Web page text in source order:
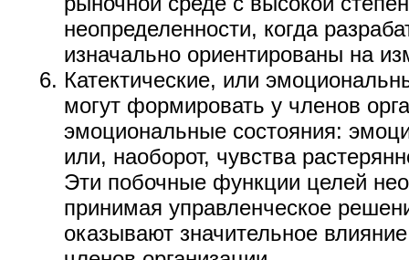
неопределенности, когда
изначально ориентированы на
Катектические, или
могут формировать у членов
эмоциональные состояния:
или, наоборот, чувства
Эти побочные функции целей
принимая управленческое
оказывают значительное